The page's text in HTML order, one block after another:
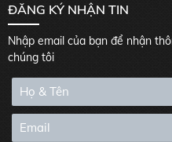
ĐĂNG KÝ NHẬN TIN
Nhập email của bạn để nhận
chúng tôi